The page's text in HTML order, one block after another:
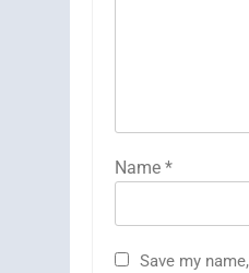
Name *
Save my